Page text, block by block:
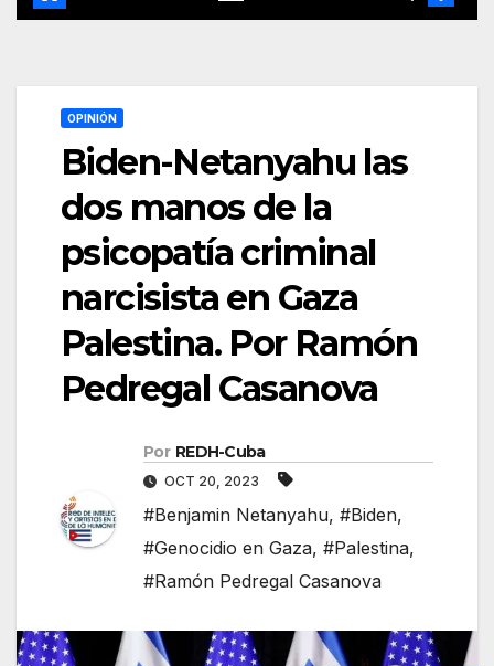
OPINIÓN
Biden-Netanyahu las
dos manos de la
psicopatía criminal
narcisista en Gaza
Palestina. Por Ramón
Pedregal Casanova
Por REDH-Cuba
OCT 20, 2023
#Benjamin Netanyahu, #Biden,
#Genocidio en Gaza, #Palestina,
#Ramón Pedregal Casanova